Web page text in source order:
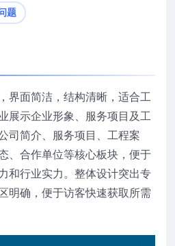
题
界面简洁，结构清晰，适合工
展示企业形象、服务项目及工
司简介、服务项目、工程案
、合作单位等核心板块，便于
和行业实力。整体设计突出专
明确，便于访客快速获取所需